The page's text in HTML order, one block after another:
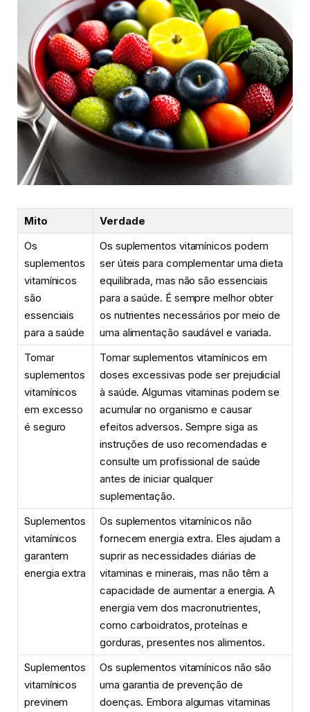
Mito
Verdade
Os
suplementos
vitamínicos
são
essenciais
para a saúde
Os suplementos vitamínicos podem
ser úteis para complementar uma dieta
equilibrada, mas não são essenciais
para a saúde. É sempre melhor obter
os nutrientes necessários por meio de
uma alimentação saudável e variada.
Tomar
suplementos
vitamínicos
em excesso
é seguro
Tomar suplementos vitamínicos em
doses excessivas pode ser prejudicial
à saúde. Algumas vitaminas podem se
acumular no organismo e causar
efeitos adversos. Sempre siga as
instruções de uso recomendadas e
consulte um profissional de saúde
antes de iniciar qualquer
suplementação.
Suplementos
vitamínicos
garantem
energia extra
Os suplementos vitamínicos não
fornecem energia extra. Eles ajudam a
suprir as necessidades diárias de
vitaminas e minerais, mas não têm a
capacidade de aumentar a energia. A
energia vem dos macronutrientes,
como carboidratos, proteínas e
gorduras, presentes nos alimentos.
Suplementos
vitamínicos
previnem
Os suplementos vitamínicos não são
uma garantia de prevenção de
doenças. Embora algumas vitaminas